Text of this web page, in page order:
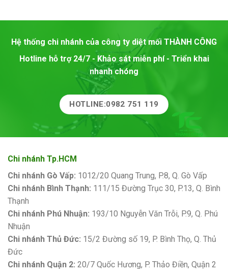
Hệ thống chi nhánh của công ty diệt mối THÀNH CÔNG
Hotline hỗ trợ 24/7 - Khảo sát miễn phí - Triển khai
nhanh chóng
HOTLINE:0982 751 119
Chi nhánh Tp.HCM
Chi nhánh Gò Vấp: 1012/20 Quang Trung, P.8, Q. Gò Vấp
Chi nhánh Bình Thạnh: 111/15 Đường Trục 30, P.13, Q. Bình
Thạnh
Chi nhánh Phú Nhuận: 193/10 Nguyễn Văn Trỗi, P.9, Q. Phú
Nhuận
Chi nhánh Thủ Đức: 15/2 Đường số 19, P. Bình Thọ, Q. Thủ
Đức
Chi nhánh Quận 2: 20/7 Quốc Hương, P. Thảo Điền, Quận 2